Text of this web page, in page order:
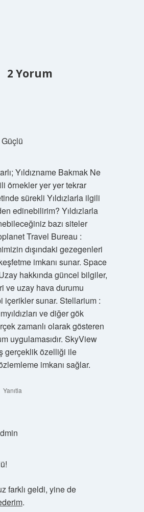
2 Yorum
Yıldızname Bakmak Ne
örnekler yer yer tekrar
sürekli Yıldızlarla ilgili
edinebilirim? Yıldızlarla
bazı siteler
Travel Bureau :
dışındaki gezegenleri
imkanı sunar. Space
hakkında güncel bilgiler,
ve uzay hava durumu
içerikler sunar. Stellarium :
ve diğer gök
zamanlı olarak gösteren
uygulamasıdır. SkyView
gerçeklik özelliği ile
imkanı sağlar.
Yanıtla
farklı geldi, yine de
.